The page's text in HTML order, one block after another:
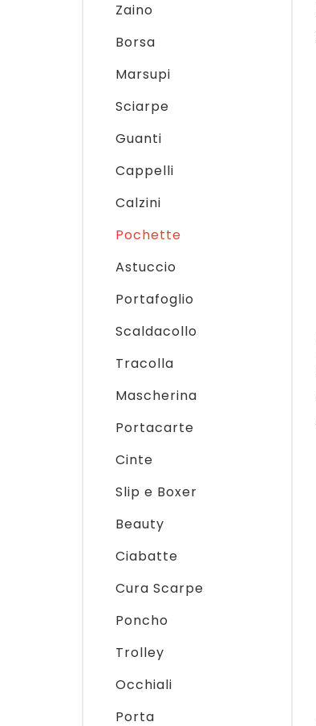
Zaino
Borsa
Marsupi
Sciarpe
Guanti
Cappelli
Calzini
Pochette
Astuccio
Portafoglio
Scaldacollo
Tracolla
Mascherina
Portacarte
Cinte
Slip e Boxer
Beauty
Ciabatte
Cura Scarpe
Poncho
Trolley
Occhiali
Porta